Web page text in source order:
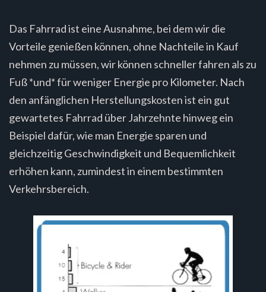
Das Fahrrad ist eine Ausnahme, bei dem wir die
Vorteile genießen können, ohne Nachteile in Kauf
nehmen zu müssen, wir können schneller fahren als zu
Fuß *und* für weniger Energie pro Kilometer. Nach
den anfänglichen Herstellungskosten ist ein gut
gewartetes Fahrrad über Jahrzehnte hinweg ein
Beispiel dafür, wie man Energie sparen und
gleichzeitig Geschwindigkeit und Bequemlichkeit
erhöhen kann, zumindest in einem bestimmten
Verkehrsbereich.